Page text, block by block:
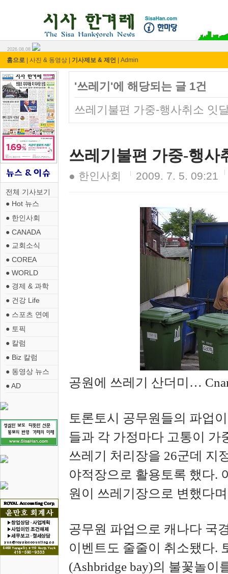
2026.08.08
홈으로 사진 & 동영상 기사제보 & 제언 Admin
전체 기사보기
● Hot 뉴스
● 한인사회
● CANADA
● 교회소식
● COREA
● WORLD
● 경제 & 과학
● 건강 Life
● 스포츠 연예
● 토픽
● 칼럼
● Biz 칼럼
● 동영상 뉴스
● AD
'쓰레기'에 해당되는 글 1건
쓰레기불편 가중-행사취소 잇
쓰레기불편 가중-행사
● 한인사회 2009. 7. 5. 09:21
공원에 쓰레기 산더미…
토론토시 공무원들의 파업
들과 각 가정마다 고통이 가
쓰레기 처리장을 26군데 지
야적장으로 활용토록 했다.
원이 쓰레기장으로 변했다
공무원 파업으로 캐나다 국
이벤트도 줄줄이 취소됐다.
(Ashbridge bay)의 불꽃놀이